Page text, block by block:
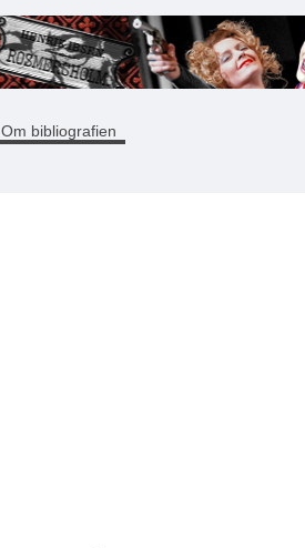
Om bibliografien